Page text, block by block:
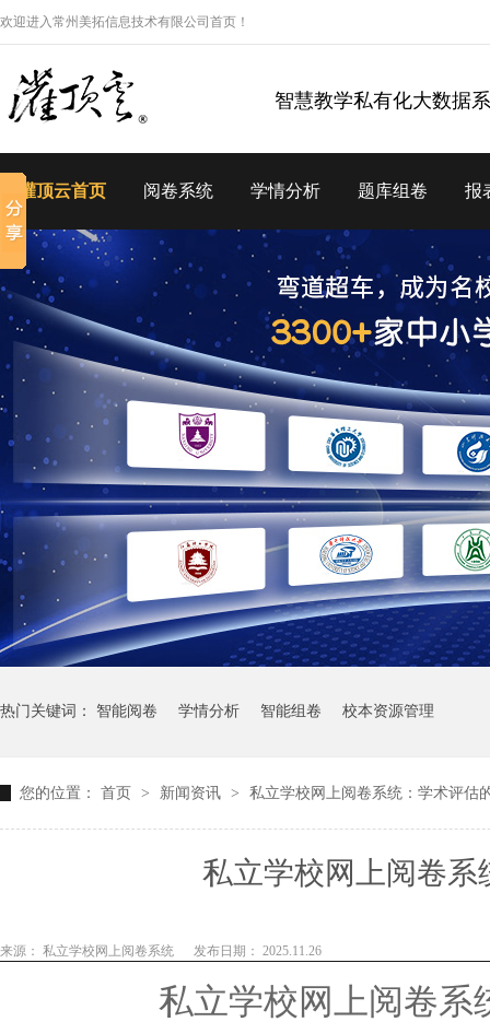
欢迎进入常州美拓信息技术有限公司首页！
智慧教学私有化大数据
灌顶云首页 阅卷系统 学情分析 题库组卷 报
热门关键词： 智能阅卷 学情分析 智能组卷 校本资源管理
您的位置： 首页 > 新闻资讯 > 私立学校网上阅卷系统：学术评估
私立学校网上阅卷
来源： 私立学校网上阅卷系统 发布日期： 2025.11.26
私立学校网上阅卷系